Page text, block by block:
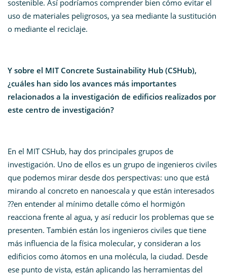
sostenible. Así podríamos comprender bien cómo evitar el
uso de materiales peligrosos, ya sea mediante la sustitución
o mediante el reciclaje.
Y sobre el MIT Concrete Sustainability Hub (CSHub),
¿cuáles han sido los avances más importantes
relacionados a la investigación de edificios realizados por
este centro de investigación?
En el MIT CSHub, hay dos principales grupos de
investigación. Uno de ellos es un grupo de ingenieros civiles
que podemos mirar desde dos perspectivas: uno que está
mirando al concreto en nanoescala y que están interesados
??en entender al mínimo detalle cómo el hormigón
reacciona frente al agua, y así reducir los problemas que se
presenten. También están los ingenieros civiles que tiene
más influencia de la física molecular, y consideran a los
edificios como átomos en una molécula, la ciudad. Desde
ese punto de vista, están aplicando las herramientas del